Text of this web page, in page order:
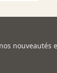
nouveautés